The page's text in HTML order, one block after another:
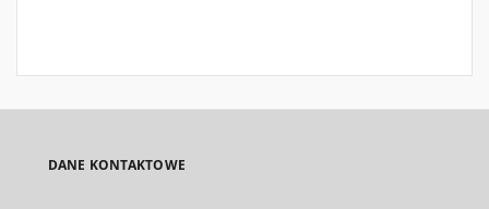
DANE KONTAKTOWE